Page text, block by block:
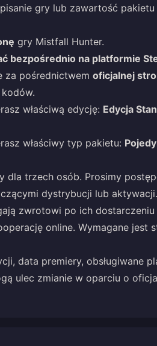
gry lub zawartość
gry Mistfall Hunter.
bezpośrednio na platformie
za pośrednictwem oficjalnej
właściwą edycję: Edycja
właściwy typ pakietu:
dla trzech osób. Prosimy
dystrybucji lub aktywacji.
zwrotowi po ich dostarczeniu
online. Wymagane jest
data premiery, obsługiwane
ulec zmianie w oparciu o